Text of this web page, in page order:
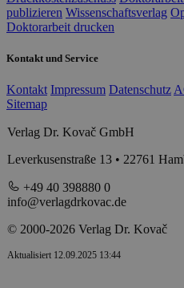
publizieren Wissenschaftsverlag
Doktorarbeit drucken
Kontakt und Service
Kontakt Impressum Datenschutz
Sitemap
Verlag Dr. Kovač GmbH
Leverkusenstraße 13 • 22761
+49 40 398880 0
info@verlagdrkovac.de
© 2000-2026 Verlag Dr. Kovač
Aktualisiert 12.09.2025 13:44